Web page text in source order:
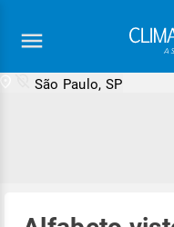
São Paulo, SP